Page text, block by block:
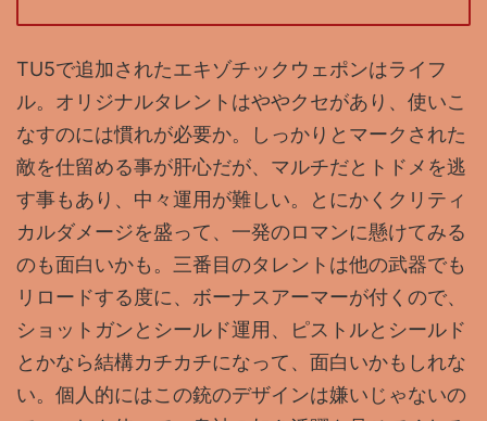
TU5で追加されたエキゾチックウェポンはライフ
ル。オリジナルタレントはややクセがあり、使いこ
なすのには慣れが必要か。しっかりとマークされた
敵を仕留める事が肝心だが、マルチだとトドメを逃
す事もあり、中々運用が難しい。とにかくクリティ
カルダメージを盛って、一発のロマンに懸けてみる
のも面白いかも。三番目のタレントは他の武器でも
リロードする度に、ボーナスアーマーが付くので、
ショットガンとシールド運用、ピストルとシールド
とかなら結構カチカチになって、面白いかもしれな
い。個人的にはこの銃のデザインは嫌いじゃないの